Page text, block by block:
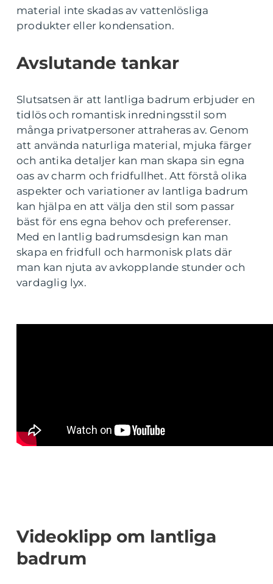
material inte skadas av vattenlösliga
produkter eller kondensation.
Avslutande tankar
Slutsatsen är att lantliga badrum erbjuder en
tidlös och romantisk inredningsstil som
många privatpersoner attraheras av. Genom
att använda naturliga material, mjuka färger
och antika detaljer kan man skapa sin egna
oas av charm och fridfullhet. Att förstå olika
aspekter och variationer av lantliga badrum
kan hjälpa en att välja den stil som passar
bäst för ens egna behov och preferenser.
Med en lantlig badrumsdesign kan man
skapa en fridfull och harmonisk plats där
man kan njuta av avkopplande stunder och
vardaglig lyx.
Videoklipp om lantliga
badrum